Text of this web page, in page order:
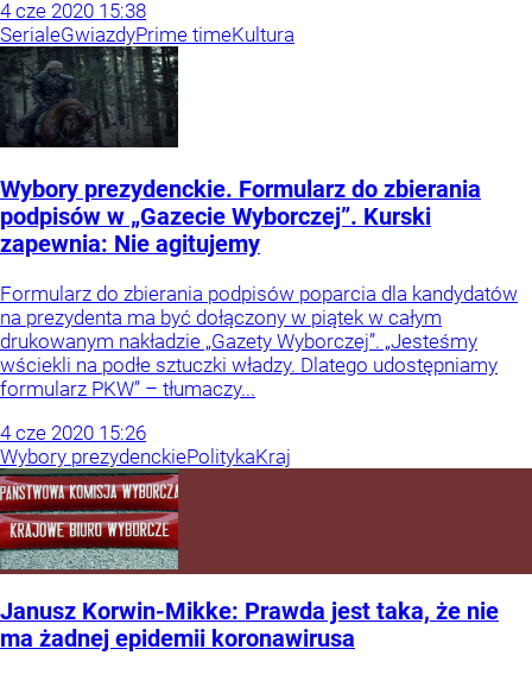
4 cze 2020 15:38
SerialeGwiazdyPrime timeKultura
Wybory prezydenckie. Formularz do zbierania
podpisów w „Gazecie Wyborczej”. Kurski
zapewnia: Nie agitujemy
Formularz do zbierania podpisów poparcia dla kandydatów
na prezydenta ma być dołączony w piątek w całym
drukowanym nakładzie „Gazety Wyborczej”. „Jesteśmy
wściekli na podłe sztuczki władzy. Dlatego udostępniamy
formularz PKW” – tłumaczy...
4 cze 2020 15:26
Wybory prezydenckiePolitykaKraj
Janusz Korwin-Mikke: Prawda jest taka, że nie
ma żadnej epidemii koronawirusa